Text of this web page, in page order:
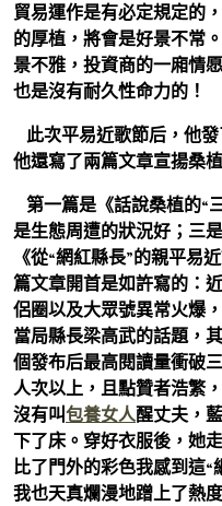
貿易運作是有必定規定的
的厚植，將會是好景不常
景不雅，投資商的一廂情
也是沒有耐久性命力的！
此次平易近歌節后，他
他還寫了兩篇文章宣揚桑植
第一篇是《話說桑植的“
是生態周遭的狀況好；三
《從“網紅縣長”的親平易
篇文章開首是如許寫的：
侶圈以及大眾號異常火爆
當局縣長梁高武的話題，
個發布后最高閱讀量衝破
人次以上，且點贊者浩繁
沒有叫包養女人醒丈夫，
下了床。穿好衣服後，她
比了門外的彩色我感到這“
我也天真爛漫地蹭上了熱